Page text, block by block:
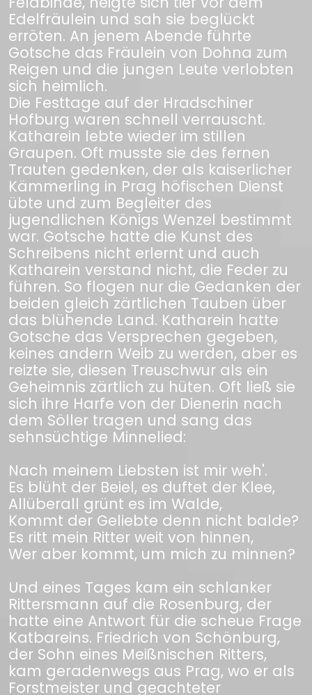
Edelfräulein und sah sie beglückt
erröten. An jenem Abende führte
Gotsche das Fräulein von Dohna zum
Reigen und die jungen Leute verlobten
sich heimlich.
Die Festtage auf der Hradschiner
Hofburg waren schnell verrauscht.
Katharein lebte wieder im stillen
Graupen. Oft musste sie des fernen
Trauten gedenken, der als kaiserlicher
Kämmerling in Prag höfischen Dienst
übte und zum Begleiter des
jugendlichen Königs Wenzel bestimmt
war. Gotsche hatte die Kunst des
Schreibens nicht erlernt und auch
Katharein verstand nicht, die Feder zu
führen. So flogen nur die Gedanken der
beiden gleich zärtlichen Tauben über
das blühende Land. Katharein hatte
Gotsche das Versprechen gegeben,
keines andern Weib zu werden, aber es
reizte sie, diesen Treuschwur als ein
Geheimnis zärtlich zu hüten. Oft ließ sie
sich ihre Harfe von der Dienerin nach
dem Söller tragen und sang das
sehnsüchtige Minnelied:
Nach meinem Liebsten ist mir weh'.
Es blüht der Beiel, es duftet der Klee,
Allüberall grünt es im Walde,
Kommt der Geliebte denn nicht balde?
Es ritt mein Ritter weit von hinnen,
Wer aber kommt, um mich zu minnen?
Und eines Tages kam ein schlanker
Rittersmann auf die Rosenburg, der
hatte eine Antwort für die scheue Frage
Katbareins. Friedrich von Schönburg,
der Sohn eines Meißnischen Ritters,
kam geradenwegs aus Prag, wo er als
Forstmeister und geachteter